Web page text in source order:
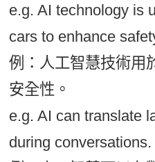
e.g. AI technology is
cars to enhance
例：人工智慧技術用
安全性。
e.g. AI can translate
during conversations.